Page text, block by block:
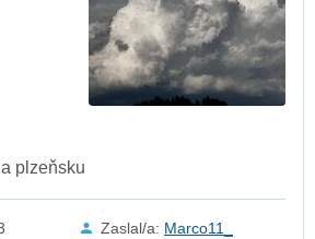
plzeňsku
Zaslal/a: Marco11_